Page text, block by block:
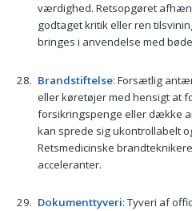
værdighed. Retsopgøret
godtaget kritik eller ren
bringes i anvendelse med
Brandstiftelse: Forsætlig
eller køretøjer med hensigt at
forsikringspenge eller dække
kan sprede sig ukontrollabelt
Retsmedicinske
acceleranter.
Dokumenttyveri: Tyveri af